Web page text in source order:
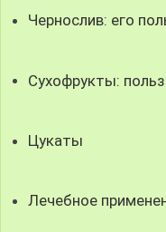
Чернослив: его
Сухофрукты:
Цукаты
Лечебное